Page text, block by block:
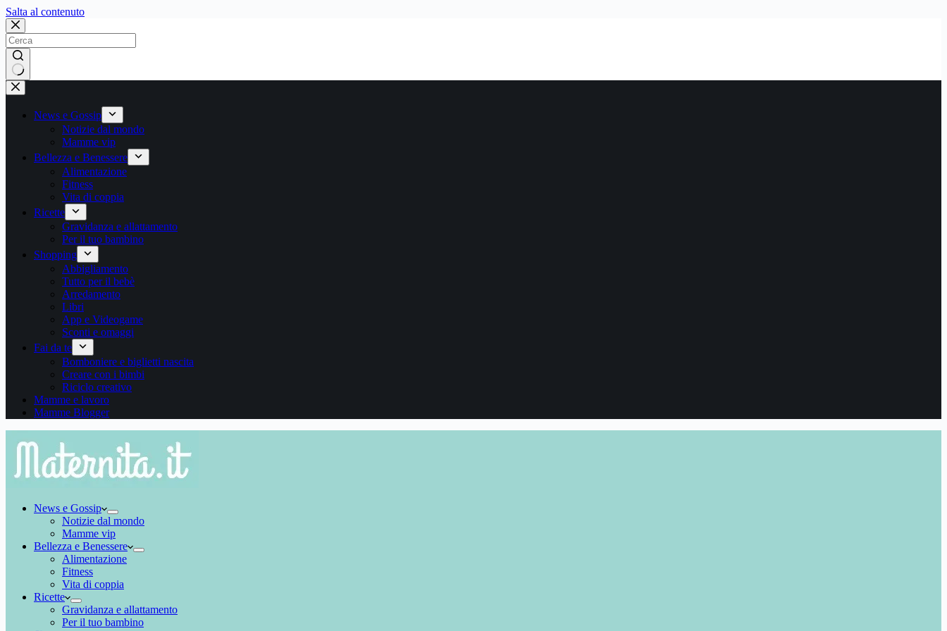
Salta al contenutoSalta
contenuto
Nessun
risultato
News e Gossip
Notizie dal mondo
Mamme vip
Bellezza e Benessere
Alimentazione
Fitness
Vita di coppia
Ricette
Gravidanza e allattamento
Per il tuo bambino
Shopping
Abbigliamento
Tutto per il bebè
Arredamento
Libri
App e Videogame
Sconti e omaggi
Fai da te
Bomboniere e biglietti nascita
Creare con i bimbi
Riciclo creativo
Mamme e lavoro
Mamme Blogger
News e Gossip
Notizie dal mondo
Mamme vip
Bellezza e Benessere
Alimentazione
Fitness
Vita di coppia
Ricette
Gravidanza e allattamento
Per il tuo bambino